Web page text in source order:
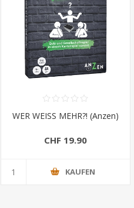
WER WEISS MEHR?! (Anzen)
CHF 19.90
KAUFEN